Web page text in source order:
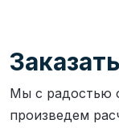
Мы с радостью
произведем